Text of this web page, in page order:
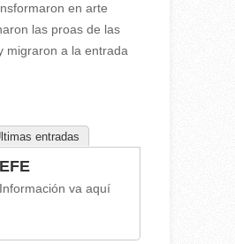
en arte
las proas de las
migraron a la entrada
entradas
EFE
Información va aquí